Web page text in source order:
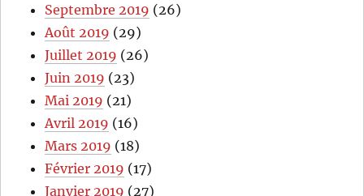
Septembre 2019 (26)
Août 2019 (29)
Juillet 2019 (26)
Juin 2019 (23)
Mai 2019 (21)
Avril 2019 (16)
Mars 2019 (18)
Février 2019 (17)
Janvier 2019 (27)